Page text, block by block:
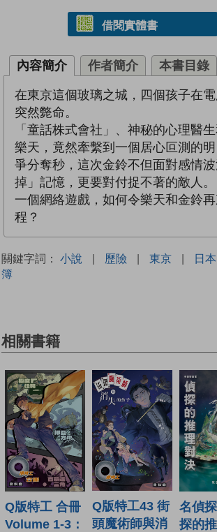
借閱實體書
內容簡介 作者簡介 本書目錄
在東京這個玻璃之城，四個孩子在
突然斃命。
「童話株式會社」、神秘的心理醫
樂天，竟然牽繫到一個居心叵測的明
爭分奪秒，這次金鈴不但面對感情
掉」記憶，更要對付捉不著的敵人。
一個網絡遊戲，如何令樂天和金鈴
程？
關鍵字詞： 小說 | 歷險 | 東京 | 日本
簿
相關書籍
Q版特工 合冊
Volume 1-3：
Q版特工43 街
頭魔術師與消
名偵
探的